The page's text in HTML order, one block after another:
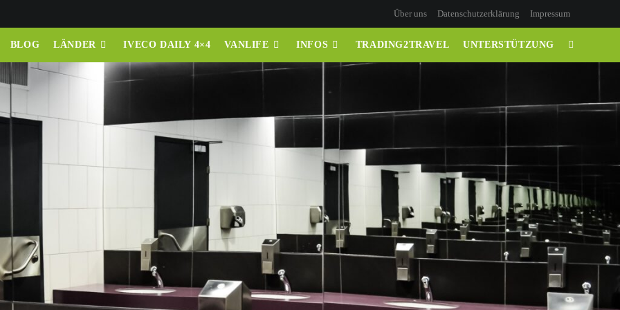
Über uns Datenschutzerklärung Impressum
BLOG LÄNDER IVECO DAILY 4×4 VANLIFE INFOS TRADING2TRAVEL UNTERSTÜTZUNG